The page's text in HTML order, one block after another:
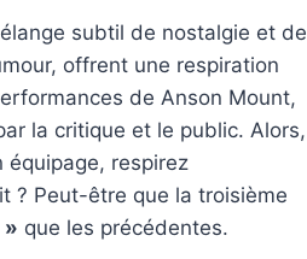
subtil de nostalgie et de
offrent une respiration
de Anson Mount,
la critique et le public. Alors,
équipage, respirez
? Peut-être que la troisième
» que les précédentes.